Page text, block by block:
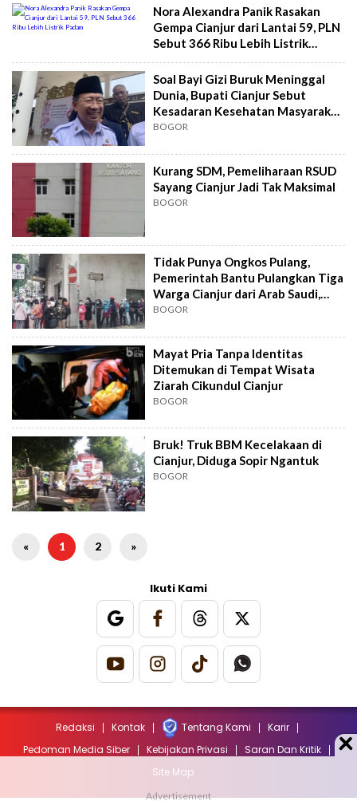
Nora Alexandra Panik Rasakan
Gempa Cianjur dari Lantai 59, PLN
Sebut 366 Ribu Lebih Listrik
Padam
Soal Bayi Gizi Buruk Meninggal
Dunia, Bupati Cianjur Sebut
Kesadaran Kesehatan Masyarakat
Minim
BOGOR
Kurang SDM, Pemeliharaan RSUD
Sayang Cianjur Jadi Tak Maksimal
BOGOR
Tidak Punya Ongkos Pulang,
Pemerintah Bantu Pulangkan Tiga
Warga Cianjur dari Arab Saudi,
Begini Kisahnya
BOGOR
Mayat Pria Tanpa Identitas
Ditemukan di Tempat Wisata
Ziarah Cikundul Cianjur
BOGOR
Bruk! Truk BBM Kecelakaan di
Cianjur, Diduga Sopir Ngantuk
BOGOR
« 1 2 »
Ikuti Kami
Redaksi Kontak Tentang Kami
Karir
Pedoman Media Siber
Kebijakan Privasi
Saran Dan Kritik
Site Map